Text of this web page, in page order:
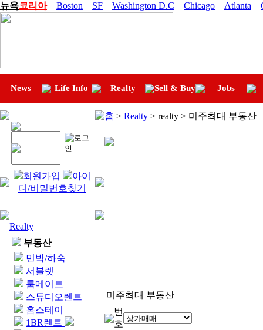
뉴욕코리아 Boston SF Washington D.C Chicago Atlanta
News Life Info Realty Sell & Buy Jobs
회원가입
아이
디/비밀번호찾기
Realty
부동산
민박/하숙
서블렛
룸메이트
스튜디오렌트
홈스테이
1BR렌트
홈 > Realty > realty > 미주최대 부동산
미주최대 부동산
번
호